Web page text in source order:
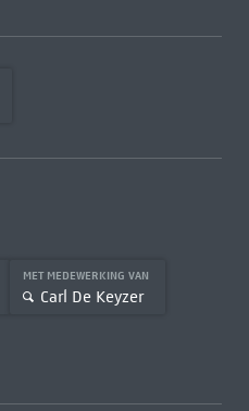
MET MEDEWERKING VAN
Carl De Keyzer